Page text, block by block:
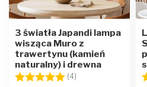
3 światła Japandi lampa
wisząca Muro z
trawertynu (kamień
naturalny) i drewna
Ocena:
(4) 5.0 na 5 gwiazdek